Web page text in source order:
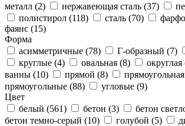
металл (2) нержавеющая сталь (37)
полистирол (118) сталь (70)
фаянс (15)
Форма
асимметричные (78) Г-образный (7)
круглые (4) овальная (8) округлая
ванны (10) прямой (8)
прямоугольные (88) угловые (9)
Цвет
белый (561) бетон (3) бетон
бетон темно-серый (10) голубой (5)